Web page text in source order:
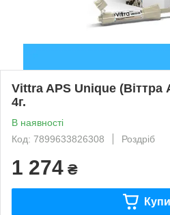
Vittra APS Unique
4г.
В наявності
Код: 7899633826308
Роздріб
1 274 ₴